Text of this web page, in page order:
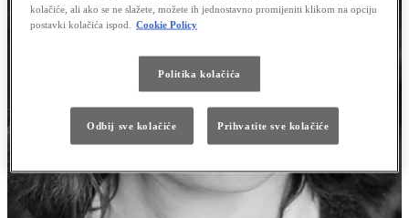
kolačiće, ali ako se ne slažete, možete ih jednostavno promijeniti klikom na opciju
postavki kolačića ispod.
Cookie Policy
Politika kolačića
Odbij sve kolačiće Prihvatite sve kolačiće